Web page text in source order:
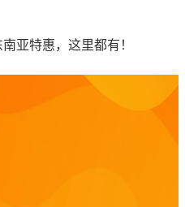
亚特惠，这里都有！